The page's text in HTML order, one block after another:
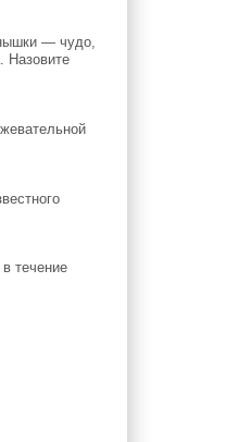
— чудо,
Назовите
течение